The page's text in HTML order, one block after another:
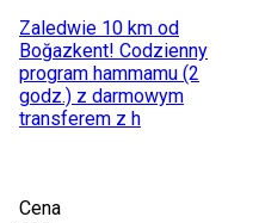
Zaledwie 10 km od
Boğazkent! Codzienny
program hammamu (2
godz.) z darmowym
transferem z h
Cena